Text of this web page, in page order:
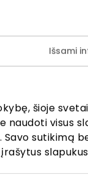
Išsami
šioje
naudoti visus
Savo